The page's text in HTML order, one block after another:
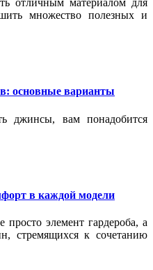
отличным материалом для
множество полезных и
основные варианты
джинсы, вам понадобится
в каждой модели
элемент гардероба, а
стремящихся к сочетанию